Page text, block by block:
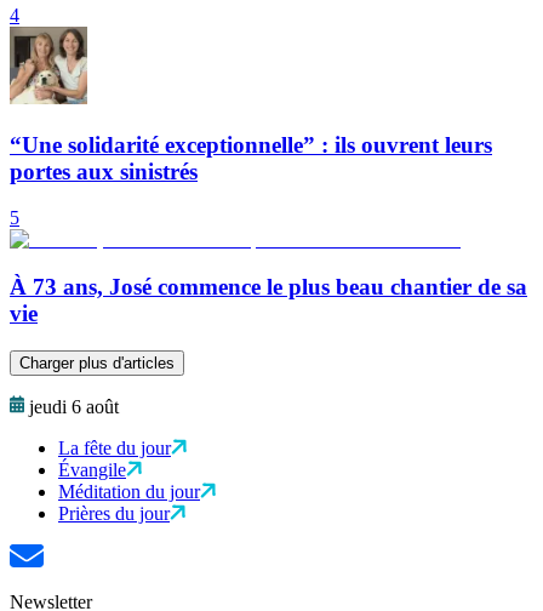
4
“Une solidarité exceptionnelle” : ils ouvrent leurs
portes aux sinistrés
5
À 73 ans, José commence le plus beau chantier de sa
vie
Charger plus d'articles
jeudi 6 août
La fête du jour
Évangile
Méditation du jour
Prières du jour
Newsletter